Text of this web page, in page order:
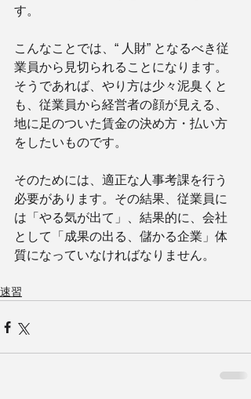
す。
こんなことでは、“ 人財” となるべき従
業員から見切られることになります。
そうであれば、やり方は少々泥臭くと
も、従業員から経営者の顔が見える、
地に足のついた賃金の決め方・払い方
をしたいものです。
そのためには、適正な人事考課を行う
必要があります。その結果、従業員に
は「やる気が出て」、結果的に、会社
として「成果の出る、儲かる企業」体
質になっていなければなりません。
速習